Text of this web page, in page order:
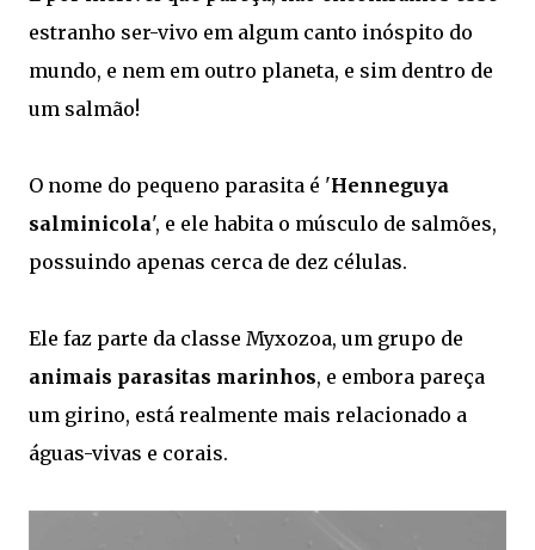
estranho ser-vivo em algum canto inóspito do
mundo, e nem em outro planeta, e sim dentro de
um salmão!
O nome do pequeno parasita é 'Henneguya
salminicola', e ele habita o músculo de salmões,
possuindo apenas cerca de dez células.
Ele faz parte da classe Myxozoa, um grupo de
animais parasitas marinhos, e embora pareça
um girino, está realmente mais relacionado a
águas-vivas e corais.